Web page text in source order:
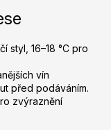
styl, 16–18 °C pro
vín
před podáváním.
zvýraznění